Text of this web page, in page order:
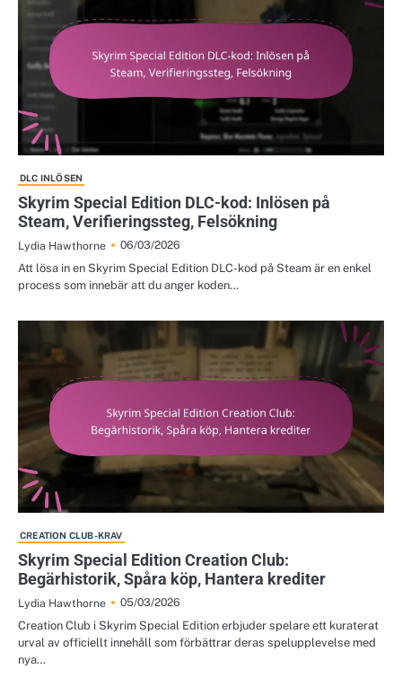
DLC INLÖSEN
Skyrim Special Edition DLC-kod: Inlösen på
Steam, Verifieringssteg, Felsökning
Lydia Hawthorne
06/03/2026
Att lösa in en Skyrim Special Edition DLC-kod på Steam är en enkel
process som innebär att du anger koden…
CREATION CLUB-KRAV
Skyrim Special Edition Creation Club:
Begärhistorik, Spåra köp, Hantera krediter
Lydia Hawthorne
05/03/2026
Creation Club i Skyrim Special Edition erbjuder spelare ett kuraterat
urval av officiellt innehåll som förbättrar deras spelupplevelse med
nya…